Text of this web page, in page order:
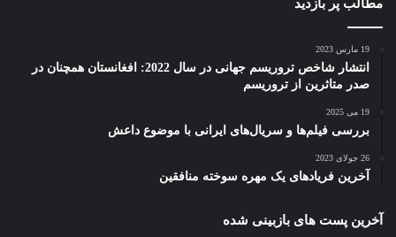
تروریسم
کپی لینک
مطالب پر بازدید
19 مارس 2023
انتشار شاخص تروریسم جهانی در سال 2022: افغانستان همچنان در
صدر متاثرین از تروریسم
19 می 2025
بررسی فیلم‌ها و سریال‌های ایرانی با موضوع داعش
26 جولای 2023
آخرین فریادهای یک مهره سوخته منافقین
آخرین پست های بازبینی شده